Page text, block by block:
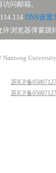
问邮箱。
DNS设置
浏览器弹窗跳
Nantong
苏ICP备
苏ICP备